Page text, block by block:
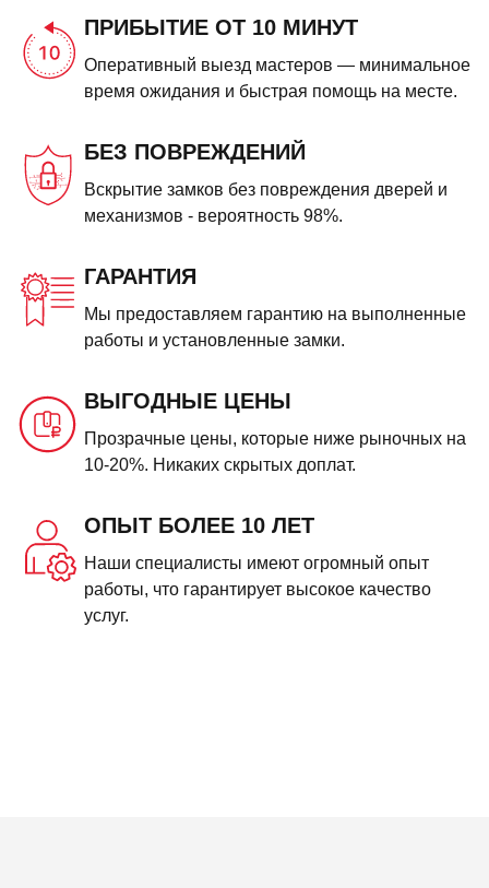
ПРИБЫТИЕ ОТ 10 МИНУТ
Оперативный выезд мастеров — минимальное
время ожидания и быстрая помощь на месте.
БЕЗ ПОВРЕЖДЕНИЙ
Вскрытие замков без повреждения дверей и
механизмов - вероятность 98%.
ГАРАНТИЯ
Мы предоставляем гарантию на выполненные
работы и установленные замки.
ВЫГОДНЫЕ ЦЕНЫ
Прозрачные цены, которые ниже рыночных на
10-20%. Никаких скрытых доплат.
ОПЫТ БОЛЕЕ 10 ЛЕТ
Наши специалисты имеют огромный опыт
работы, что гарантирует высокое качество
услуг.